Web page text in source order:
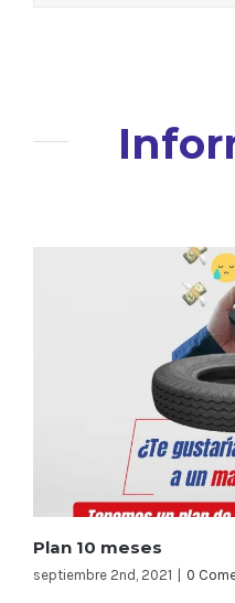
Plan 10 meses
septiembre 2nd, 2021 0